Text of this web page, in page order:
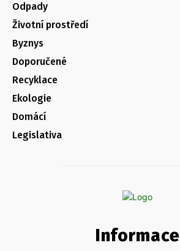
Odpady
Životní prostředí
Byznys
Doporučené
Recyklace
Ekologie
Domácí
Legislativa
Informace